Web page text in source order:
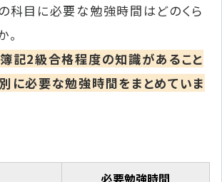
科目に必要な勉強時間はどのくら
。
記2級合格程度の知識があること
に必要な勉強時間をまとめていま